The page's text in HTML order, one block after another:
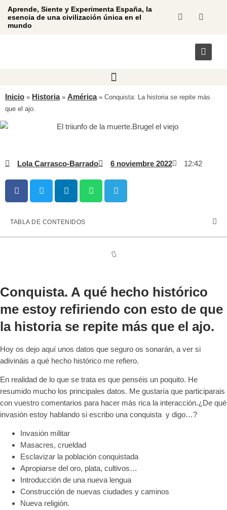
Aprende, Siente y Experimenta España, la
esencia de una civilización única en el
mundo
Inicio » Historia» América» Conquista: La historia se repite más
que el ajo.
Lola Carrasco-Barrado 6 noviembre 2022 12:42
TABLA DE CONTENIDOS
Conquista. A qué hecho histórico
me estoy refiriendo con esto de que
la historia se repite más que el ajo.
Hoy os dejo aquí unos datos que seguro os sonarán, a ver si
adivináis a qué hecho histórico me refiero.
En realidad de lo que se trata es que penséis un poquito. He
resumido mucho los principales datos. Me gustaría que participarais
con vuestro comentarios para hacer más rica la interacción.¿De qué
invasión estoy hablando si escribo una conquista y digo…?
Invasión militar
Masacres, crueldad
Esclavizar la población conquistada
Apropiarse del oro, plata, cultivos…
Introducción de una nueva lengua
Construcción de nuevas ciudades y caminos
Nueva religión.